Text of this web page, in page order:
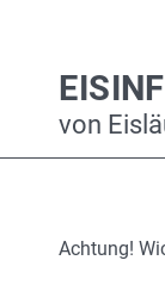
von
Achtung!